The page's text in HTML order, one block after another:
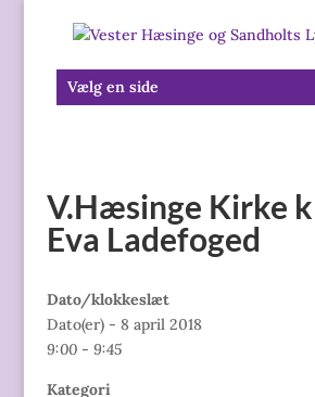
Vælg en side
V.Hæsinge Kirke
Eva Ladefoged
Dato/klokkeslæt
Dato(er) - 8 april 2018
9:00 - 9:45
Kategori